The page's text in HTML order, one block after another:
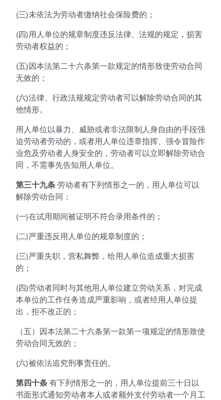
(三)未依法为劳动者缴纳社会保险费的；
(四)用人单位的规章制度违反法律、法规的规定，损害
劳动者权益的；
(五)因本法第二十六条第一款规定的情形致使劳动合同
无效的；
(六)法律、行政法规规定劳动者可以解除劳动合同的其
他情形。
用人单位以暴力、威胁或者非法限制人身自由的手段强
迫劳动者劳动的，或者用人单位违章指挥、强令冒险作
业危及劳动者人身安全的，劳动者可以立即解除劳动合
同，不需事先告知用人单位。
第三十九条 劳动者有下列情形之一的，用人单位可以
解除劳动合同：
(一)在试用期间被证明不符合录用条件的；
(二)严重违反用人单位的规章制度的；
(三)严重失职，营私舞弊，给用人单位造成重大损害
的；
(四)劳动者同时与其他用人单位建立劳动关系，对完成
本单位的工作任务造成严重影响，或者经用人单位提
出，拒不改正的；
（五）因本法第二十六条第一款第一项规定的情形致使
劳动合同无效的；
(六)被依法追究刑事责任的。
第四十条 有下列情形之一的，用人单位提前三十日以
书面形式通知劳动者本人或者额外支付劳动者一个月工